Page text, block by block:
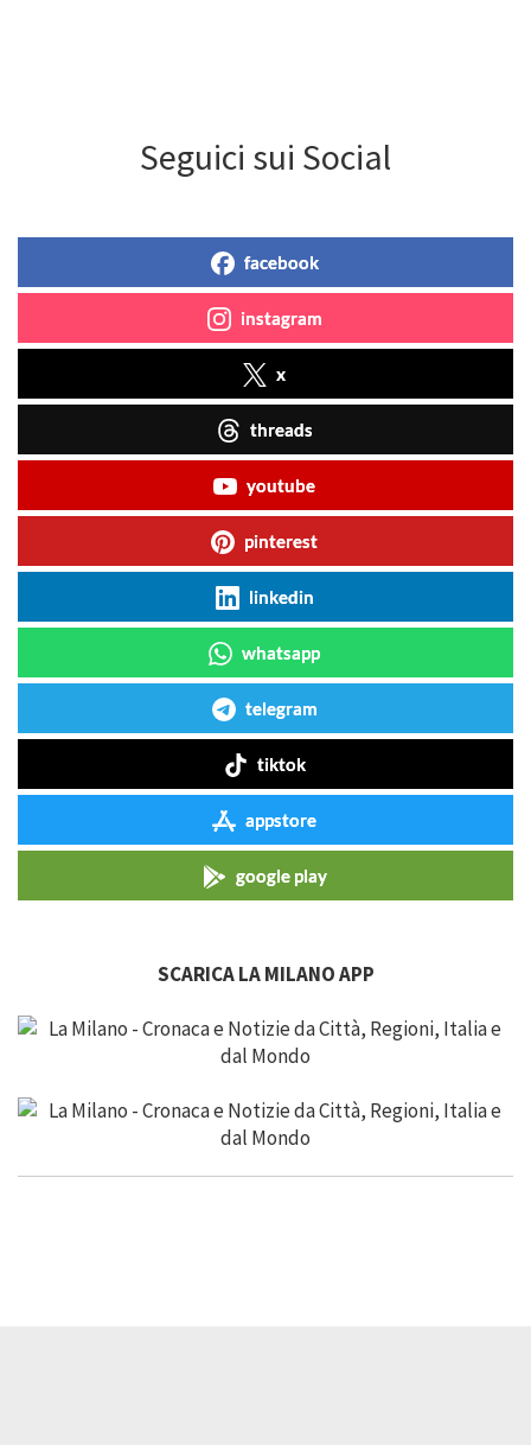
Seguici sui Social
facebook
instagram
x
threads
youtube
pinterest
linkedin
whatsapp
telegram
tiktok
appstore
google play
SCARICA LA MILANO APP